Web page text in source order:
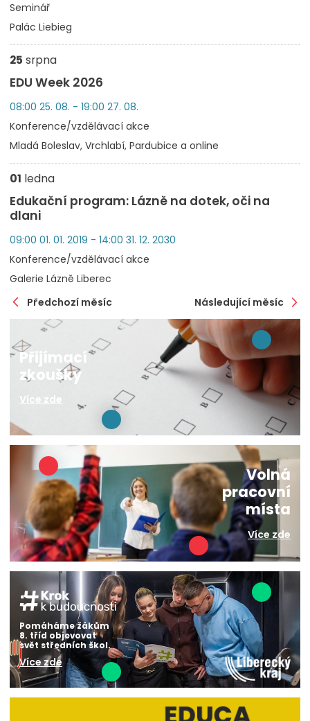
Seminář
Palác Liebieg
25 srpna
EDU Week 2026
08:00 25. 08. - 19:00 27. 08.
Konference/vzdělávací akce
Mladá Boleslav, Vrchlabí, Pardubice a online
01 ledna
Edukační program: Lázně na dotek, oči na
dlani
09:00 01. 01. 2019 - 14:00 31. 12. 2030
Konference/vzdělávací akce
Galerie Lázně Liberec
Předchozí měsíc
Následující měsíc
Přijímací
zkoušky
Více zde
Volná
pracovní
místa
Více zde
Pomáháme žákům
8. tříd objevovat
svět středních škol.
Více zde